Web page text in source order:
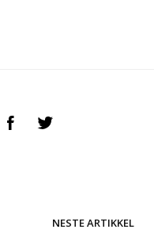
NESTE ARTIKKEL